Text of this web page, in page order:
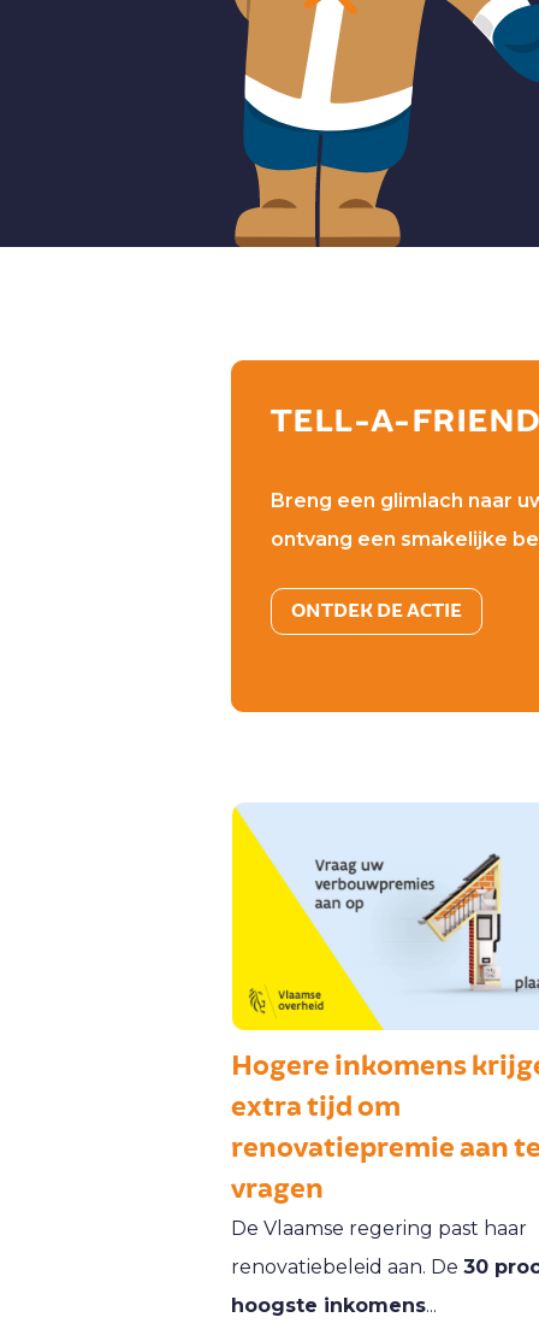
TELL-A-FRIEND
Breng een glimlach naar
ontvang een smakelijke
ONTDEK DE ACTIE
Hogere inkomens
extra tijd om
renovatiepremie aan
vragen
De Vlaamse regering past haar
renovatiebeleid aan. De 30
hoogste inkomens...